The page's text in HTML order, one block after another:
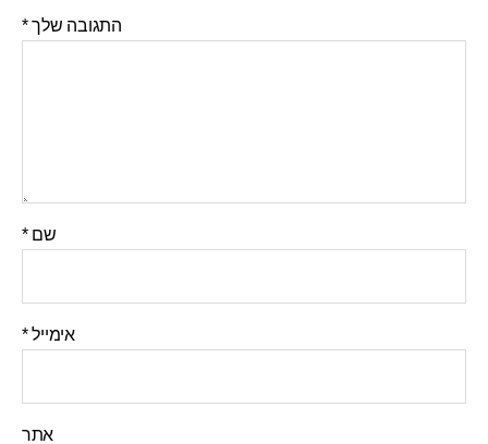
התגובה שלך*
שם*
אימייל*
אתר